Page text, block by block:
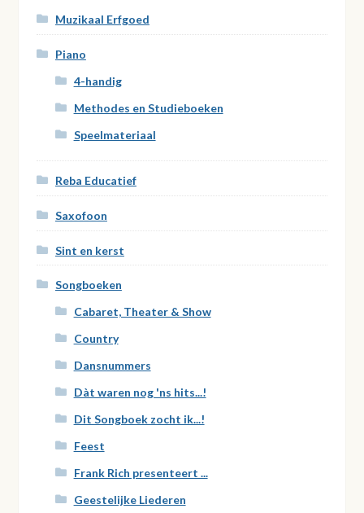
Muzikaal Erfgoed
Piano
4-handig
Methodes en Studieboeken
Speelmateriaal
Reba Educatief
Saxofoon
Sint en kerst
Songboeken
Cabaret, Theater & Show
Country
Dansnummers
Dàt waren nog 'ns hits...!
Dit Songboek zocht ik...!
Feest
Frank Rich presenteert ...
Geestelijke Liederen